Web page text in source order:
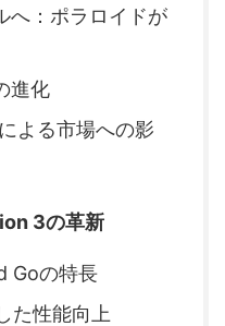
へ：ポラロイドが
進化
よる市場への影
3の革新
Goの特長
た性能向上